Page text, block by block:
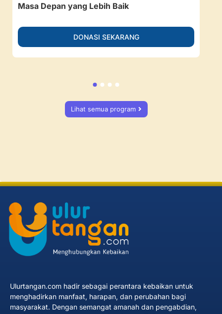
Masa Depan yang Lebih Baik
DONASI SEKARANG
Lihat semua program
Ulurtangan.com hadir sebagai perantara kebaikan untuk
menghadirkan manfaat, harapan, dan perubahan bagi
masyarakat. Dengan semangat amanah dan pengabdian,